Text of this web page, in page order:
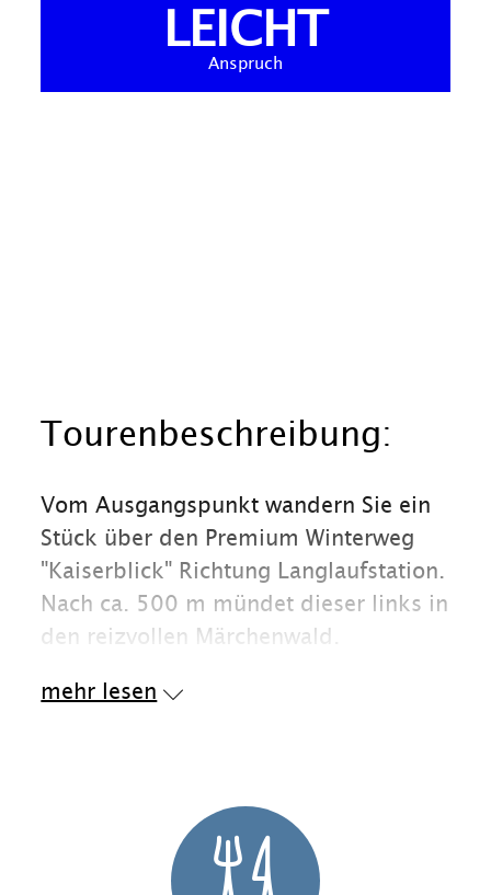
LEICHT
Anspruch
Tourenbeschreibung:
Vom Ausgangspunkt wandern Sie ein
Stück über den Premium Winterweg
"Kaiserblick" Richtung Langlaufstation.
Nach ca. 500 m mündet dieser links in
den reizvollen Märchenwald.
Den Weg bis zum Ausgangspunkt
Stuben im Festsaal, Gaststätten im Ort.
mehr lesen